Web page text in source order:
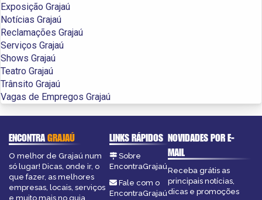
Exposição Grajaú
Notícias Grajaú
Reclamações Grajaú
Serviços Grajaú
Shows Grajaú
Teatro Grajaú
Trânsito Grajaú
Vagas de Empregos Grajaú
ENCONTRAGRAJAÚ
O melhor de Grajaú num
só lugar! Dicas, onde ir, o
que fazer, as melhores
empresas, locais, serviços
e muito mais no guia
LINKS RÁPIDOS
Sobre
EncontraGrajaú
Fale com o
EncontraGrajaú
NOVIDADES POR E-
MAIL
Receba grátis as
principais notícias,
dicas e promoções